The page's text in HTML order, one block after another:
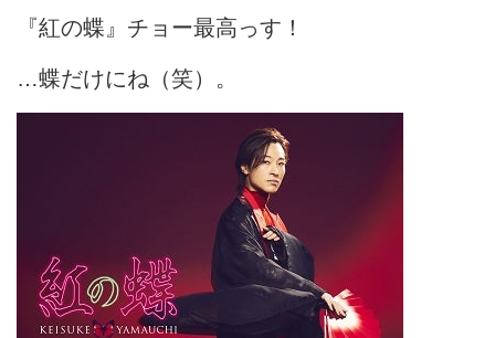
『紅の蝶』チョー最高っす！
…蝶だけにね（笑）。